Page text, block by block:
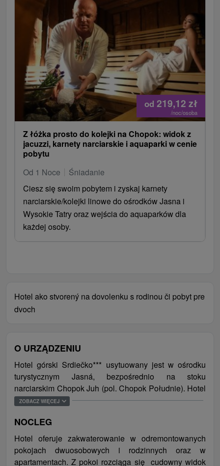
od 219,12 zł
/noc/osoba
Z łóżka prosto do kolejki na Chopok: widok z
jacuzzi, karnety narciarskie i aquaparki w cenie
pobytu
Od 1 Noce
Śniadanie
Ciesz się swoim pobytem i zyskaj karnety
narciarskie/kolejki linowe do ośrodków Jasna i
Wysokie Tatry oraz wejścia do aquaparków dla
każdej osoby.
Hotel ako stvorený na dovolenku s rodinou či pobyt pre
dvoch
O URZĄDZENIU
Hotel górski Srdiečko*** usytuowany jest w ośrodku
turystycznym Jasná, bezpośrednio na stoku
narciarskim Chopok Juh (pol. Chopok Południe). Hotel
oferuje swoje usługi od 1958 r. i oprócz
wellness i Lounge bar, które po remoncie zostały
oddane do użytku w 2013 r. W centrum wellness, które
zachwyca swoim wnętrzem i spokojną serdeczną
atmosferą, znajduje się pomieszczenie do relaksu,
ZOBACZ WIĘCEJ
NOCLEG
Hotel oferuje zakwaterowanie w odremontowanych
pokojach dwuosobowych i rodzinnych oraz w
apartamentach. Z pokoi rozciąga się cudowny widok